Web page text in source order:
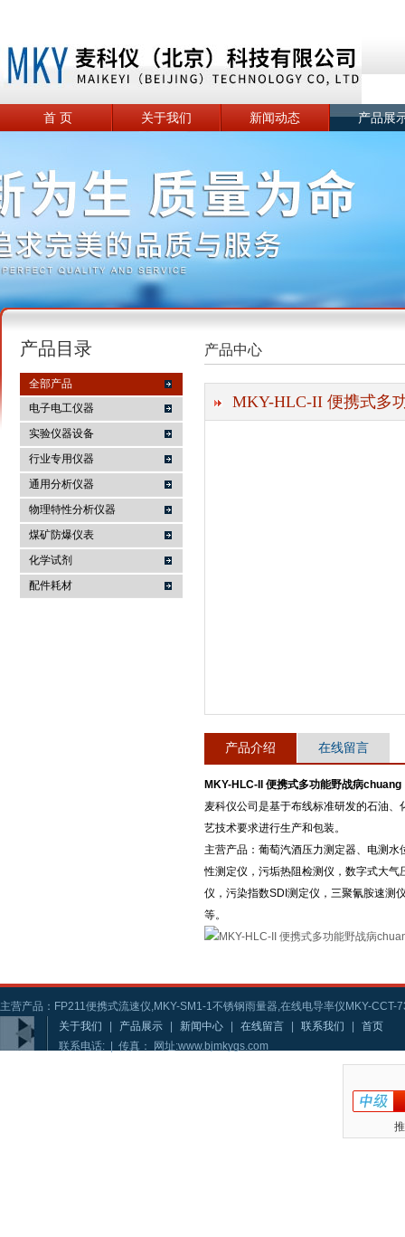
麦科仪（北京）科技有限公司
首 页 关于我们 新闻动态 产品展
产品目录
全部产品
电子电工仪器
实验仪器设备
行业专用仪器
通用分析仪器
物理特性分析仪器
煤矿防爆仪表
化学试剂
配件耗材
产品中心
MKY-HLC-II 便携式多
产品介绍 在线留言
MKY-HLC-II 便携式多功能野战病chuang
麦科仪公司是基于布线标准研发的石油
艺技术要求进行生产和包装。
主营产品：葡萄汽酒压力测定器、电测
性测定仪，污垢热阻检测仪，数字式大
仪，污染指数SDI测定仪，三聚氰胺速测
等。
主营产品：FP211便携式流速仪,MKY-SM1-1不锈钢雨量器,在线电导率仪MKY-CCT-
关于我们
产品展示 新闻中心 在线留言 联系我们
首页
联系电话: | 传真： 网址:www.bjmkygs.com